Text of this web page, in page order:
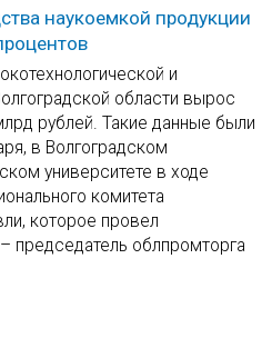
наукоемкой продукции
и
области вырос
рублей. Такие данные были
в Волгоградском
университете в ходе
комитета
которое провел
председатель облпромторга